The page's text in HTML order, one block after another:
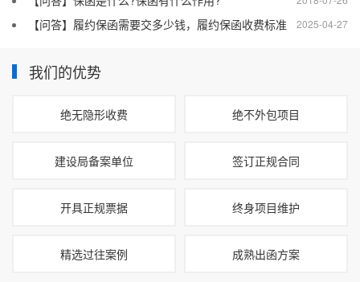
2025-04-27
【问答】履约保函需要交多少钱，履约保函收费标准
我们的优势
绝无隐形收费 绝不外包项目
建设局备案单位 签订正规合同
开具正规票据 终身项目维护
精选过往案例 成熟出函方案